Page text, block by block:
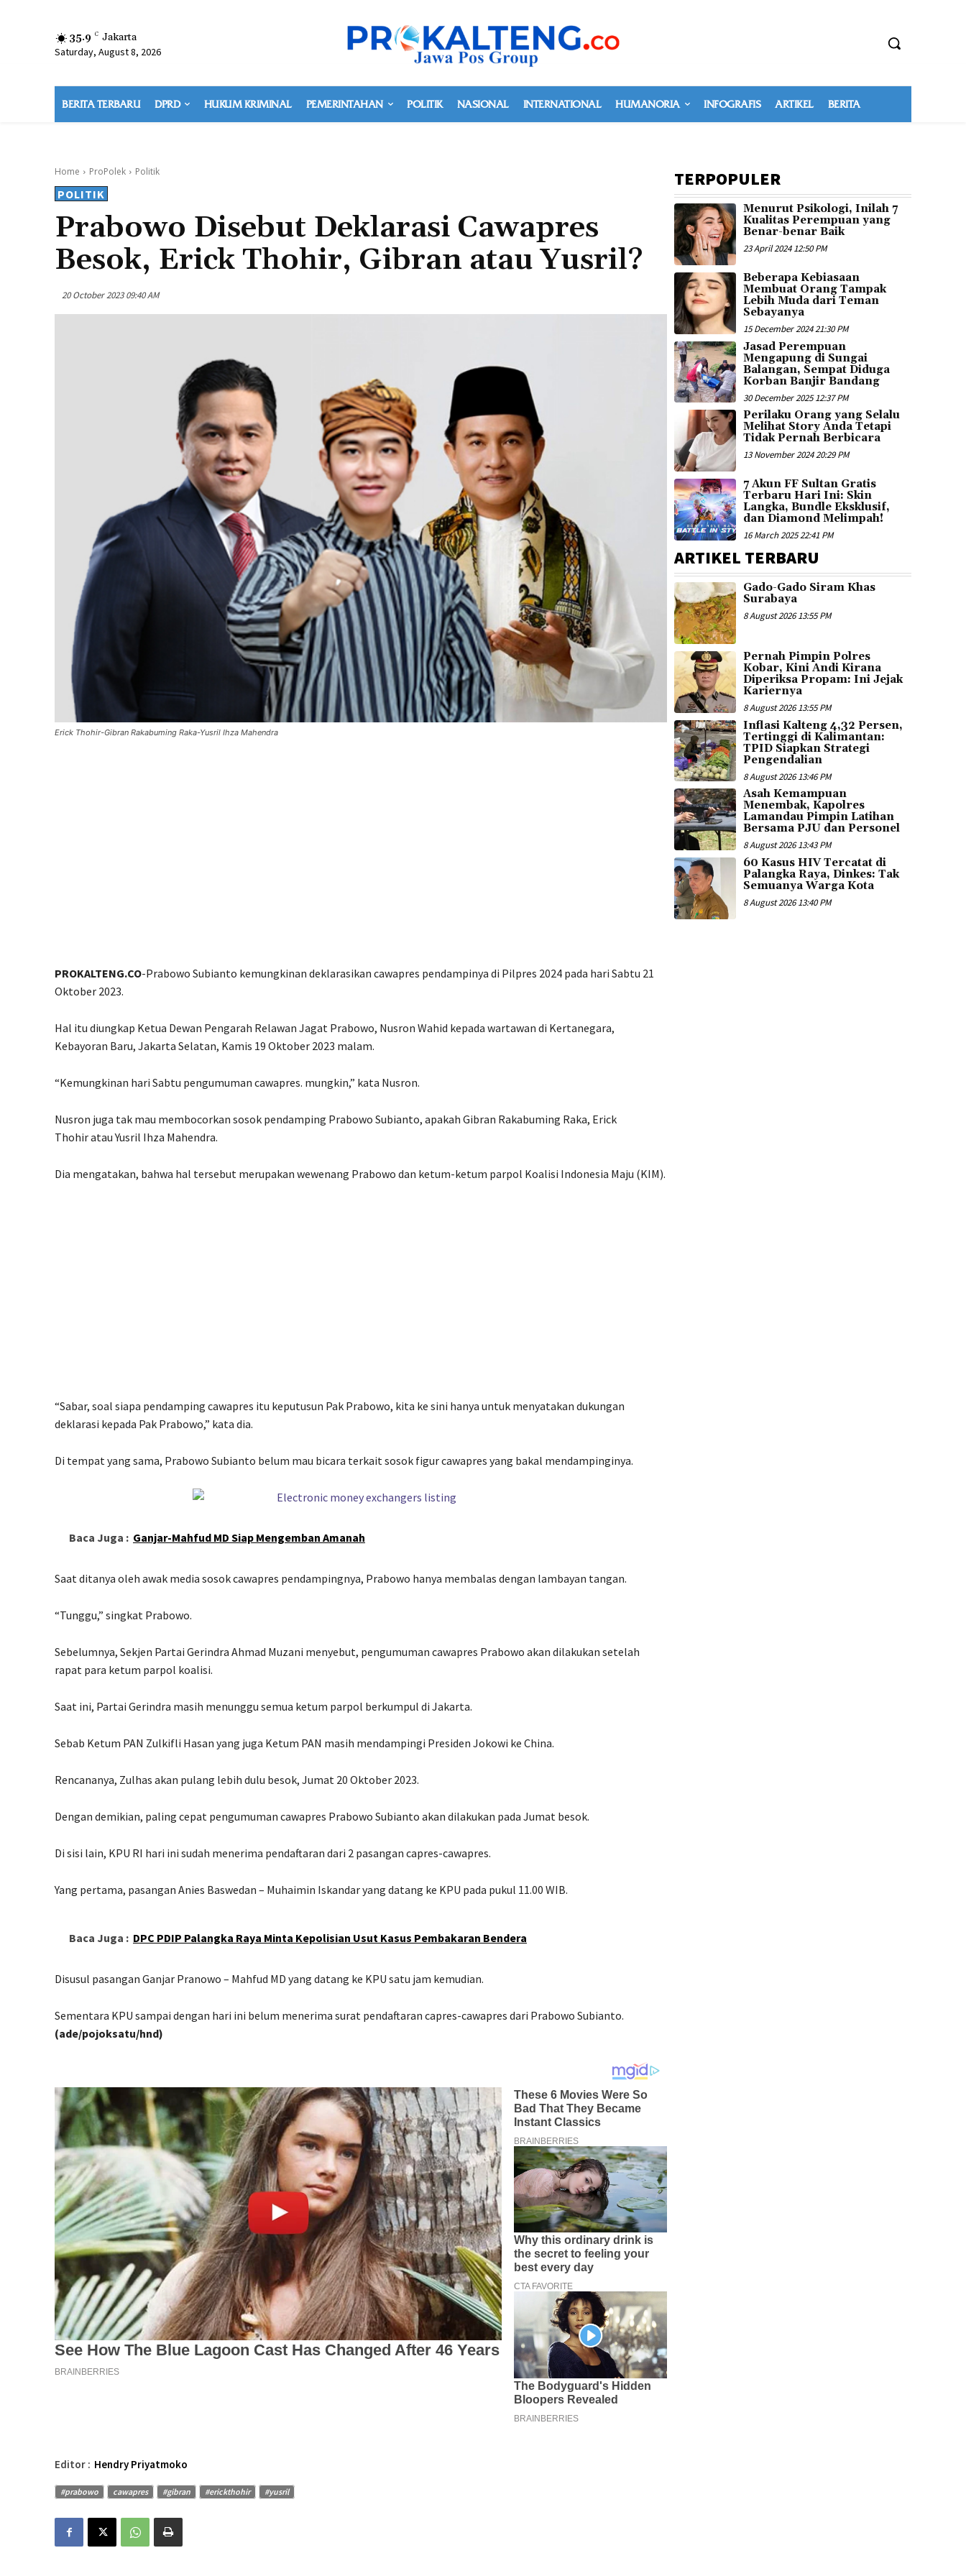
35.9 C Jakarta
Saturday, August 8, 2026
BERITA TERBARU DPRD HUKUM KRIMINAL PEMERINTAHAN POLITIK NASIONAL INTERNATIONAL HUMANORIA INFOGRAFIS ARTIKEL BERITA
Home ProPolek Politik
POLITIK
Prabowo Disebut Deklarasi Cawapres
Besok, Erick Thohir, Gibran atau Yusril?
20 October 2023 09:40 AM
Erick Thohir-Gibran Rakabuming Raka-Yusril Ihza Mahendra
PROKALTENG.CO-Prabowo Subianto kemungkinan deklarasikan cawapres pendampinya di Pilpres 2024 pada hari Sabtu 21
Oktober 2023.
Hal itu diungkap Ketua Dewan Pengarah Relawan Jagat Prabowo, Nusron Wahid kepada wartawan di Kertanegara,
Kebayoran Baru, Jakarta Selatan, Kamis 19 Oktober 2023 malam.
“Kemungkinan hari Sabtu pengumuman cawapres. mungkin,” kata Nusron.
Nusron juga tak mau membocorkan sosok pendamping Prabowo Subianto, apakah Gibran Rakabuming Raka, Erick
Thohir atau Yusril Ihza Mahendra.
Dia mengatakan, bahwa hal tersebut merupakan wewenang Prabowo dan ketum-ketum parpol Koalisi Indonesia Maju (KIM).
“Sabar, soal siapa pendamping cawapres itu keputusun Pak Prabowo, kita ke sini hanya untuk menyatakan dukungan
deklarasi kepada Pak Prabowo,” kata dia.
Di tempat yang sama, Prabowo Subianto belum mau bicara terkait sosok figur cawapres yang bakal mendampinginya.
Baca Juga : Ganjar-Mahfud MD Siap Mengemban Amanah
Saat ditanya oleh awak media sosok cawapres pendampingnya, Prabowo hanya membalas dengan lambayan tangan.
“Tunggu,” singkat Prabowo.
Sebelumnya, Sekjen Partai Gerindra Ahmad Muzani menyebut, pengumuman cawapres Prabowo akan dilakukan setelah
rapat para ketum parpol koalisi.
Saat ini, Partai Gerindra masih menunggu semua ketum parpol berkumpul di Jakarta.
Sebab Ketum PAN Zulkifli Hasan yang juga Ketum PAN masih mendampingi Presiden Jokowi ke China.
Rencananya, Zulhas akan pulang lebih dulu besok, Jumat 20 Oktober 2023.
Dengan demikian, paling cepat pengumuman cawapres Prabowo Subianto akan dilakukan pada Jumat besok.
Di sisi lain, KPU RI hari ini sudah menerima pendaftaran dari 2 pasangan capres-cawapres.
Yang pertama, pasangan Anies Baswedan – Muhaimin Iskandar yang datang ke KPU pada pukul 11.00 WIB.
Baca Juga : DPC PDIP Palangka Raya Minta Kepolisian Usut Kasus Pembakaran Bendera
Disusul pasangan Ganjar Pranowo – Mahfud MD yang datang ke KPU satu jam kemudian.
Sementara KPU sampai dengan hari ini belum menerima surat pendaftaran capres-cawapres dari Prabowo Subianto.
(ade/pojoksatu/hnd)
Editor : Hendry Priyatmoko
#prabowo cawapres #gibran #erickthohir #yusril
TERPOPULER
Menurut Psikologi, Inilah 7
Kualitas Perempuan yang
Benar-benar Baik
23 April 2024 12:50 PM
Beberapa Kebiasaan
Membuat Orang Tampak
Lebih Muda dari Teman
Sebayanya
15 December 2024 21:30 PM
Jasad Perempuan
Mengapung di Sungai
Balangan, Sempat Diduga
Korban Banjir Bandang
30 December 2025 12:37 PM
Perilaku Orang yang Selalu
Melihat Story Anda Tetapi
Tidak Pernah Berbicara
13 November 2024 20:29 PM
7 Akun FF Sultan Gratis
Terbaru Hari Ini: Skin
Langka, Bundle Eksklusif,
dan Diamond Melimpah!
16 March 2025 22:41 PM
ARTIKEL TERBARU
Gado-Gado Siram Khas
Surabaya
8 August 2026 13:55 PM
Pernah Pimpin Polres
Kobar, Kini Andi Kirana
Diperiksa Propam: Ini Jejak
Kariernya
8 August 2026 13:55 PM
Inflasi Kalteng 4,32 Persen,
Tertinggi di Kalimantan:
TPID Siapkan Strategi
Pengendalian
8 August 2026 13:46 PM
Asah Kemampuan
Menembak, Kapolres
Lamandau Pimpin Latihan
Bersama PJU dan Personel
8 August 2026 13:43 PM
60 Kasus HIV Tercatat di
Palangka Raya, Dinkes: Tak
Semuanya Warga Kota
8 August 2026 13:40 PM